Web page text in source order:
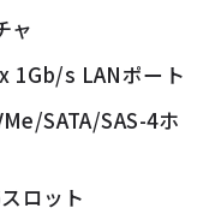
ャ
1Gb/s LANポート
SATA/SAS-4ホ
ロット